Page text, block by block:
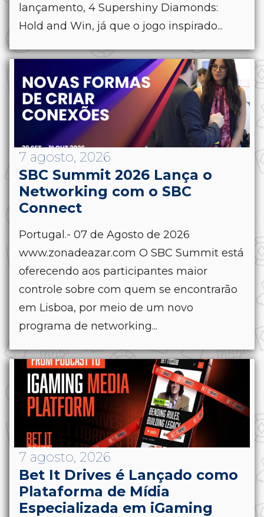
lançamento, 4 Supershiny Diamonds:
Hold and Win, já que o jogo inspirado...
7 agosto, 2026
SBC Summit 2026 Lança o
Networking com o SBC
Connect
Portugal.- 07 de Agosto de 2026
www.zonadeazar.com O SBC Summit está
oferecendo aos participantes maior
controle sobre com quem se encontrarão
em Lisboa, por meio de um novo
programa de networking...
7 agosto, 2026
Bet It Drives é Lançado como
Plataforma de Mídia
Especializada em iGaming